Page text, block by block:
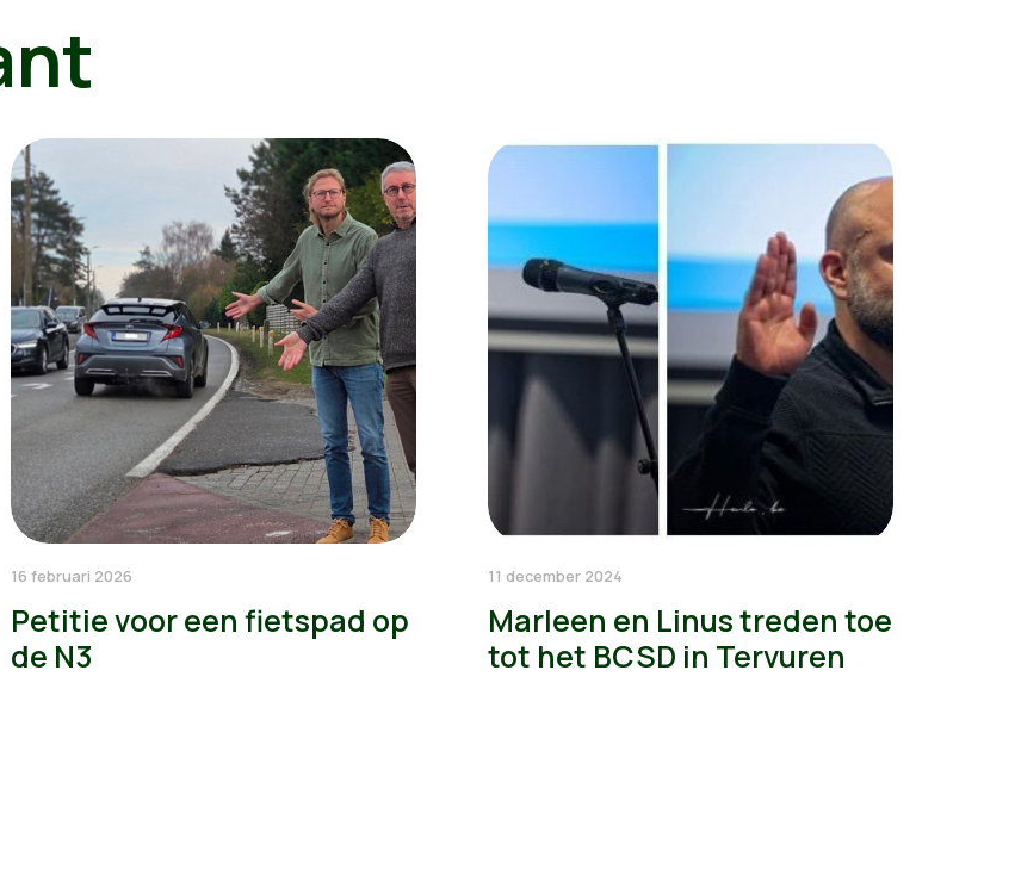
16 februari 2026
Petitie voor een fietspad op
de N3
11 december 2024
Marleen en Linus treden toe
tot het BCSD in Tervuren